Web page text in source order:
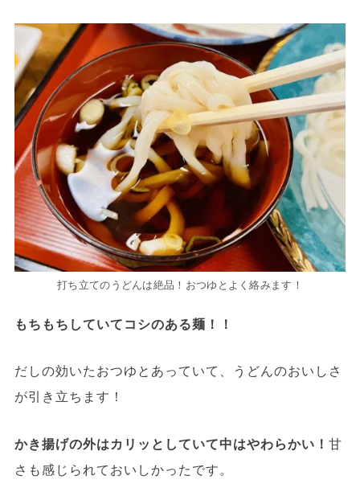
打ち立てのうどんは絶品！おつゆとよく絡みます！
もちもちしていてコシのある麺！！
だしの効いたおつゆとあっていて、うどんのおいしさ
が引き立ちます！
かき揚げの外はカリッとしていて中はやわらかい！ 甘
さも感じられておいしかったです。